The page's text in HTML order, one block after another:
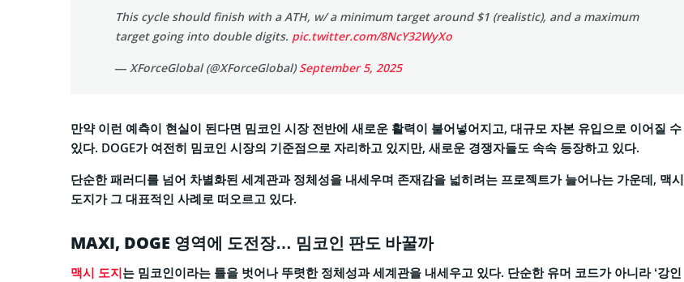
This cycle should finish with a ATH, w/ a minimum target around $1 (realistic), and a maximum
target going into double digits. pic.twitter.com/8NcY32WyXo
— XForceGlobal (@XForceGlobal)September 5, 2025
만약 이런 예측이 현실이 된다면 밈코인 시장 전반에 새로운 활력이 불어넣어지고, 대규모 자본 유입으로 이어질 수
있다. DOGE가 여전히 밈코인 시장의 기준점으로 자리하고 있지만, 새로운 경쟁자들도 속속 등장하고 있다.
단순한 패러디를 넘어 차별화된 세계관과 정체성을 내세우며 존재감을 넓히려는 프로젝트가 늘어나는 가운데, 맥시
도지가 그 대표적인 사례로 떠오르고 있다.
MAXI, DOGE 영역에 도전장… 밈코인 판도 바꿀까
맥시 도지는 밈코인이라는 틀을 벗어나 뚜렷한 정체성과 세계관을 내세우고 있다. 단순한 유머 코드가 아니라 ‘강인